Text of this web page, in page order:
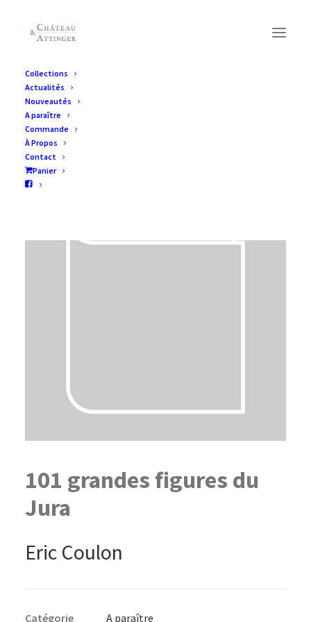
Collections
Actualités
Nouveautés
A paraître
Commande
À Propos
Contact
Panier
101 grandes figures du
Jura
Eric Coulon
Catégorie A paraître